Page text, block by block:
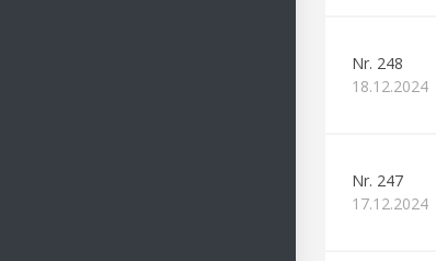
Nr. 248
18.12.2024
Nr. 247
17.12.2024